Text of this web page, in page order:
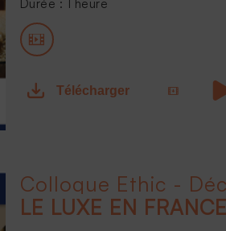
Durée : 1 heure
Télécharger
Colloque Ethic -